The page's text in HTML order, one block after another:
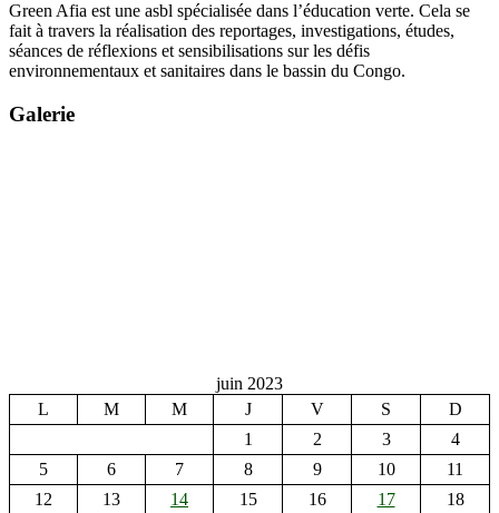
Green Afia est une asbl spécialisée dans l’éducation verte. Cela se
fait à travers la réalisation des reportages, investigations, études,
séances de réflexions et sensibilisations sur les défis
environnementaux et sanitaires dans le bassin du Congo.
Galerie
juin 2023
L
M M J V S
D
1
2 3
4
5
6 7 8 9 10
11
12
13 14 15 16 17
18